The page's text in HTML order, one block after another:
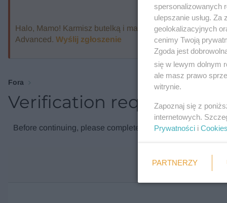
Halo, Mamo! Karmisz butelką i marzysz o ekspresie,
Advanced. Wyślij zgłoszenie
Fora
Verification required
Before continuing, please complete the verification check.
Weryfikacja
Wymagane
spersonalizowanych
ulepszanie usług.
geolokalizacyjnych
cenimy Twoją
Zgoda jest
się w lewym dolnym
ale masz prawo
witrynie.
Zapoznaj się z
internetowych.
Prywatności i Cookies
PARTNERZY